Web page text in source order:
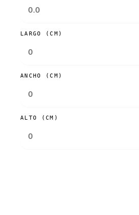
LARGO (CM)
ANCHO (CM)
ALTO (CM)